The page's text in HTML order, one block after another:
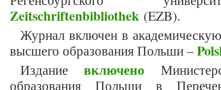
Zeitschriftenbibliothek (EZB).
Журнал включен в
высшего образования Польши –
Издание включено
образования Польши в